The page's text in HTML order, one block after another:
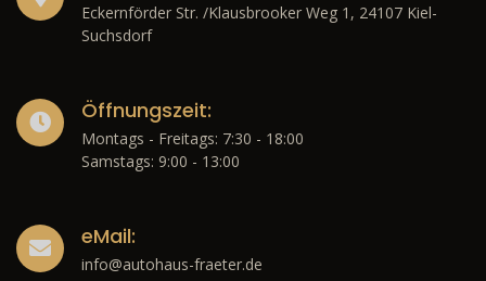
Eckernförder Str. /Klausbrooker Weg 1, 24107 Kiel-
Suchsdorf
Öffnungszeit:
Montags - Freitags: 7:30 - 18:00
Samstags: 9:00 - 13:00
eMail:
info@autohaus-fraeter.de